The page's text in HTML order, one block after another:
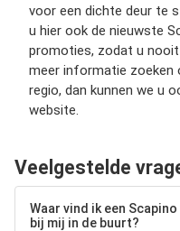
voor een dichte deur te
u hier ook de nieuwste
promoties, zodat u
meer informatie zoeken
regio, dan kunnen we u
website.
Veelgestelde
Waar vind ik een
bij mij in de buurt?